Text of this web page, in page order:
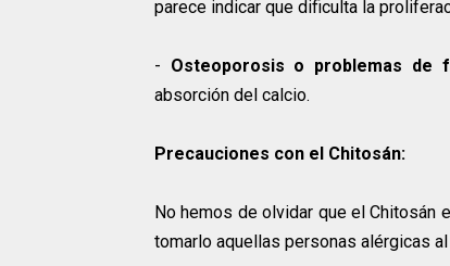
parece indicar que dificulta la
- Osteoporosis o problemas de
absorción del calcio.
Precauciones con el Chitosán:
No hemos de olvidar que el Chitosán
tomarlo aquellas personas alérgicas